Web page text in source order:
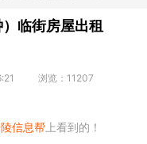
临街房屋出租
浏览：11207
信息帮 上看到的！